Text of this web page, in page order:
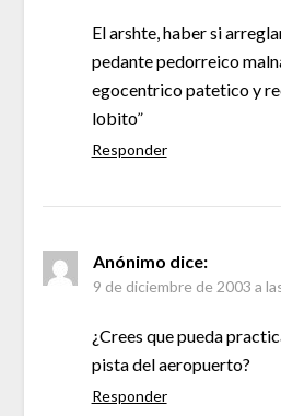
El arshte, haber si
pedante pedorreico
egocentrico patetico y
lobito”
Responder
Anónimo dice:
9 de diciembre de 2003 a
¿Crees que pueda
pista del aeropuerto?
Responder